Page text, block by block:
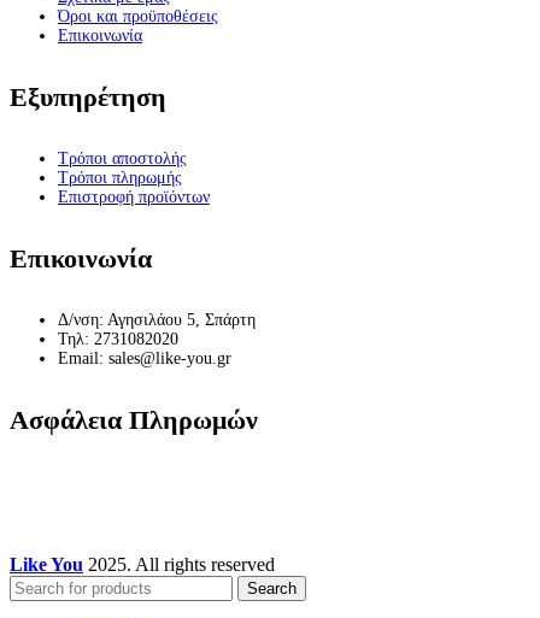
Όροι και προϋποθέσεις
Επικοινωνία
Εξυπηρέτηση
Τρόποι αποστολής
Τρόποι πληρωμής
Επιστροφή προϊόντων
Επικοινωνία
Δ/νση: Αγησιλάου 5, Σπάρτη
Τηλ: 2731082020
Email: sales@like-you.gr
Ασφάλεια Πληρωμών
Like You 2025. All rights reserved
Search